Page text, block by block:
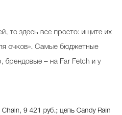
то здесь все просто: ищите их
очков». Самые бюджетные
брендовые – на Far Fetch и у
9 421 руб.; цепь Candy Rain